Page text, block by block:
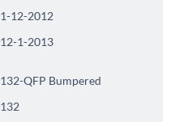
1-12-2012
12-1-2013
132-QFP Bumpered
132